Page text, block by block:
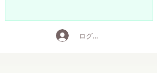
ログイン